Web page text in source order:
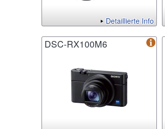
Detaillierte Info
DSC-RX100M6